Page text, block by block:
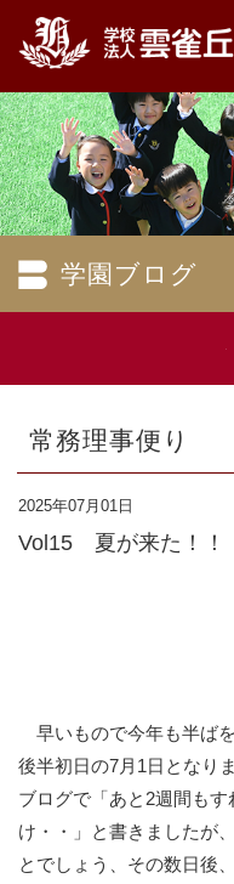
学園ブログ
常務理事便り
2025年07月01日
Vol15 夏が来た！！
早いもので今年も半ば
後半初日の7月1日となり
ブログで「あと2週間もす
け・・」と書きましたが
とでしょう、その数日後